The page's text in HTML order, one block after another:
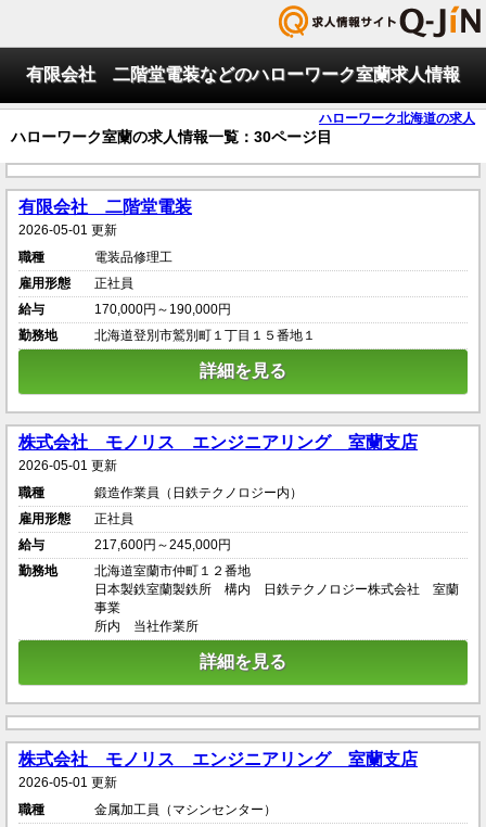
有限会社 二階堂電装などのハローワーク室蘭求人情報
ハローワーク北海道の求人
ハローワーク室蘭の求人情報一覧：30ページ目
有限会社 二階堂電装
2026-05-01 更新
職種
電装品修理工
雇用形態
正社員
給与
170,000円～190,000円
勤務地
北海道登別市鷲別町１丁目１５番地１
詳細を見る
株式会社 モノリス エンジニアリング 室蘭支店
2026-05-01 更新
職種
鍛造作業員（日鉄テクノロジー内）
雇用形態
正社員
給与
217,600円～245,000円
勤務地
北海道室蘭市仲町１２番地
日本製鉄室蘭製鉄所 構内 日鉄テクノロジー株式会社 室蘭
事業
所内 当社作業所
詳細を見る
株式会社 モノリス エンジニアリング 室蘭支店
2026-05-01 更新
職種
金属加工員（マシンセンター）